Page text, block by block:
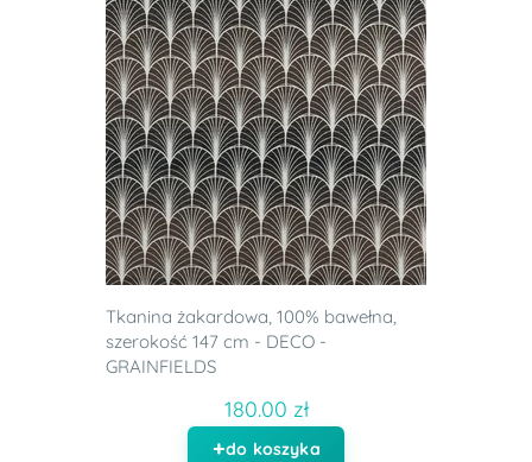
Tkanina żakardowa, 100% bawełna,
szerokość 147 cm - DECO -
GRAINFIELDS
180.00 zł
do koszyka